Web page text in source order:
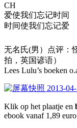
CH
爱使我们忘记时间
时间使我们忘记爱
无名氏(男）点评：
拍，英国谚语）
Lees Lulu’s boeken
Klik op het plaatje en
ebook vanaf 1,89